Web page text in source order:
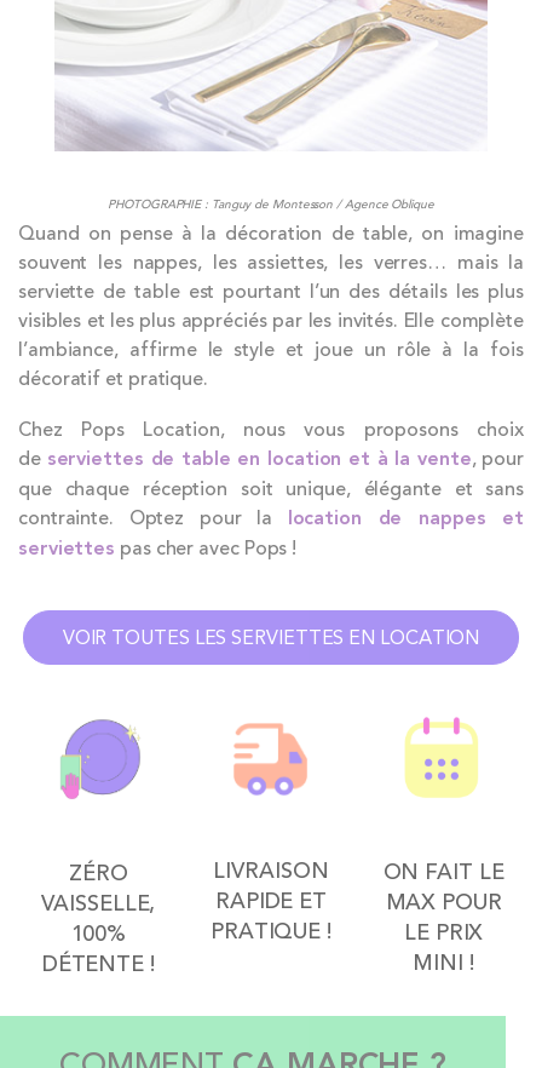
PHOTOGRAPHIE : Tanguy de Montesson / Agence Oblique
Quand on pense à la décoration de table, on imagine
souvent les nappes, les assiettes, les verres… mais la
serviette de table est pourtant l’un des détails les plus
visibles et les plus appréciés par les invités. Elle complète
l’ambiance, affirme le style et joue un rôle à la fois
décoratif et pratique.
Chez Pops Location, nous vous proposons choix
de serviettes de table en location et à la vente, pour
que chaque réception soit unique, élégante et sans
contrainte. Optez pour la location de nappes et
serviettes pas cher avec Pops !
VOIR TOUTES LES SERVIETTES EN LOCATION
ZÉRO
VAISSELLE,
100%
DÉTENTE !
LIVRAISON
RAPIDE ET
PRATIQUE !
ON FAIT LE
MAX POUR
LE PRIX
MINI !